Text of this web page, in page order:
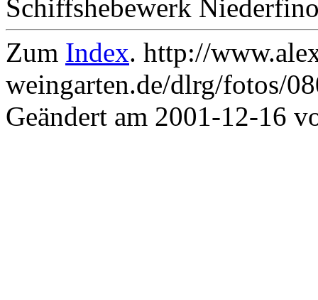
Schiffshebewerk
Zum Index. http://
weingarten.de/dlrg/fotos/
Geändert am 2001-12-16